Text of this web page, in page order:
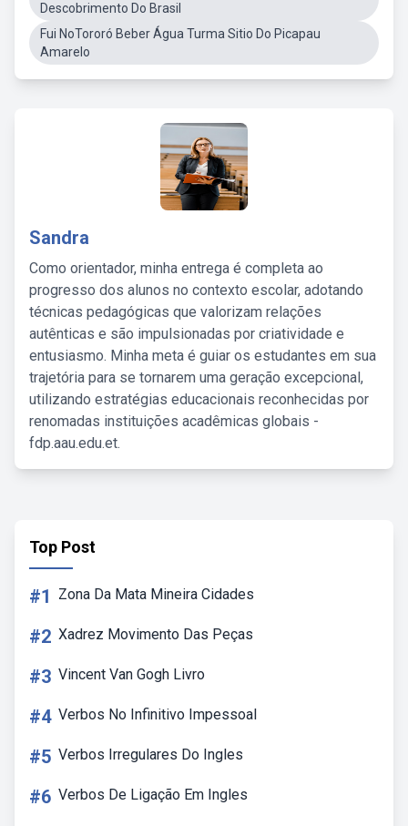
Descobrimento Do Brasil
Fui NoTororó Beber Água Turma Sitio Do Picapau
Amarelo
Sandra
Como orientador, minha entrega é completa ao
progresso dos alunos no contexto escolar, adotando
técnicas pedagógicas que valorizam relações
autênticas e são impulsionadas por criatividade e
entusiasmo. Minha meta é guiar os estudantes em sua
trajetória para se tornarem uma geração excepcional,
utilizando estratégias educacionais reconhecidas por
renomadas instituições acadêmicas globais -
fdp.aau.edu.et.
Top Post
#1 Zona Da Mata Mineira Cidades
#2 Xadrez Movimento Das Peças
#3 Vincent Van Gogh Livro
#4 Verbos No Infinitivo Impessoal
#5 Verbos Irregulares Do Ingles
#6 Verbos De Ligação Em Ingles